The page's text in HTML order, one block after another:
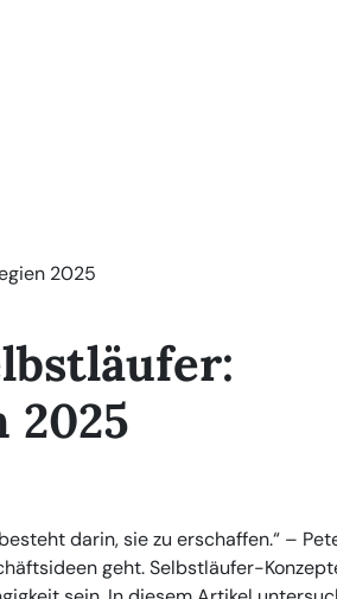
2025
2025
darin, sie zu erschaffen.“ –
geht. Selbstläufer-